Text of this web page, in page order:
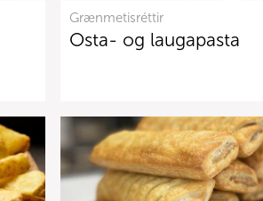
Grænmetisréttir
Osta- og laugapasta